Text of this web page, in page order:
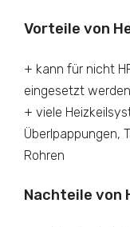
Vorteile von
+ kann für nicht
eingesetzt werden
+ viele
Überlpappungen,
Rohren
Nachteile von